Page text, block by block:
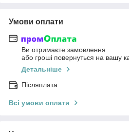
Умови оплати
Ви отримаєте замовлення
або гроші повернуться на вашу
Детальніше
Післяплата
Всі умови оплати